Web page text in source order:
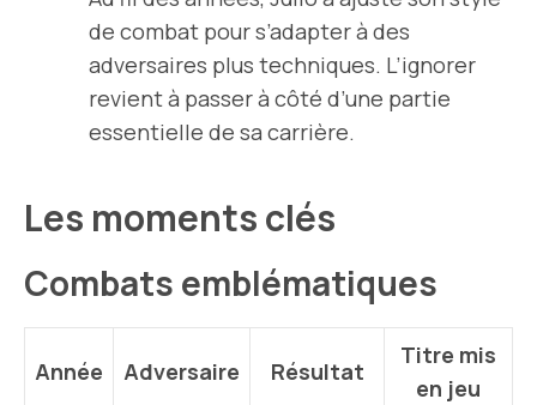
de combat pour s’adapter à des
adversaires plus techniques. L’ignorer
revient à passer à côté d’une partie
essentielle de sa carrière.
Les moments clés
Combats emblématiques
Année Adversaire Résultat
Titre mis
en jeu